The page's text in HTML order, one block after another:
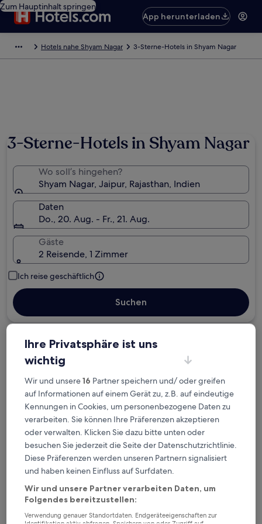
Zum Hauptinhalt springen
App herunterladen
Hotels nahe Shyam Nagar 3-Sterne-Hotels in Shyam Nagar
3-Sterne-Hotels in Shyam Nagar
Wo soll’s hingehen?
Shyam Nagar, Jaipur, Rajasthan, Indien
Daten
Do., 20. Aug. - Fr., 21. Aug.
Gäste
2 Reisende, 1 Zimmer
Ich reise geschäftlich
Suchen
Kostenlose Stornierung bei
Planänderungen
Verdiene Prämien für jede
wahrgenommene Übernachtung
Mehr sparen mit Preisen für Mitglieder
Überprüfe die Preise für diese Daten
Heute
Morgen
Ihre Privatsphäre ist uns
wichtig
Wir und unsere16 Partner speichern und/ oder greifen
auf Informationen auf einem Gerät zu, z.B. auf eindeutige
Kennungen in Cookies, um personenbezogene Daten zu
verarbeiten. Sie können Ihre Präferenzen akzeptieren
oder verwalten. Klicken Sie dazu bitte unten oder
besuchen Sie jederzeit die Seite der Datenschutzrichtlinie.
Diese Präferenzen werden unseren Partnern signalisiert
und haben keinen Einfluss auf Surfdaten.
Wir und unsere Partner verarbeiten Daten, um
Folgendes bereitzustellen:
Verwendung genauer Standortdaten. Endgeräteeigenschaften zur